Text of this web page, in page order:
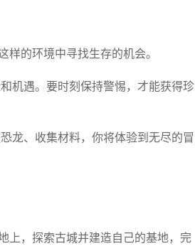
的环境中寻找生存的机会。
机遇。要时刻保持警惕，才能获得珍
龙、收集材料，你将体验到无尽的冒
上，探索古城并建造自己的基地，完